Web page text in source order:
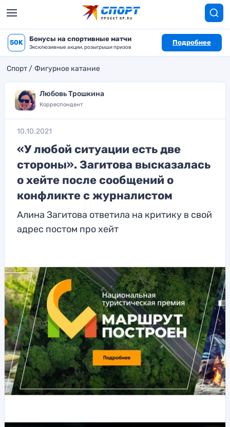
50K Бонусы на спортивные матчи
Эксклюзивные акции, розыгрыши призов
Подробнее
Спорт Фигурное катание
Любовь Трошкина
Корреспондент
10.10.2021
«У любой ситуации есть две
стороны». Загитова высказалась
о хейте после сообщений о
конфликте с журналистом
Алина Загитова ответила на критику в свой
адрес постом про хейт